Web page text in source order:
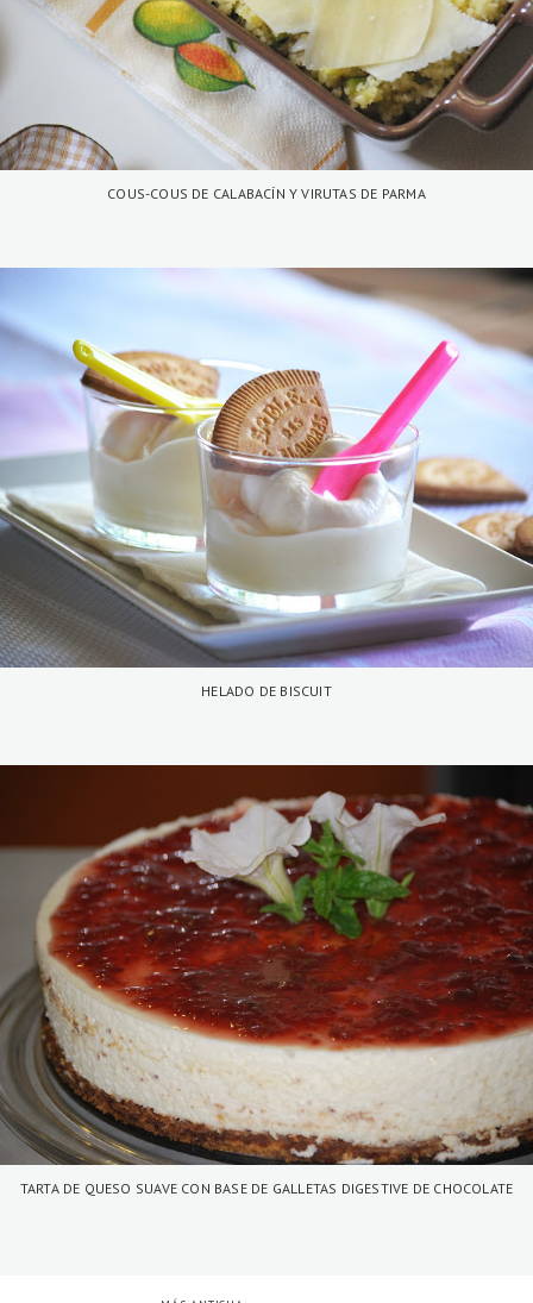
COUS-COUS DE CALABACÍN Y VIRUTAS DE PARMA
HELADO DE BISCUIT
TARTA DE QUESO SUAVE CON BASE DE GALLETAS DIGESTIVE DE CHOCOLATE